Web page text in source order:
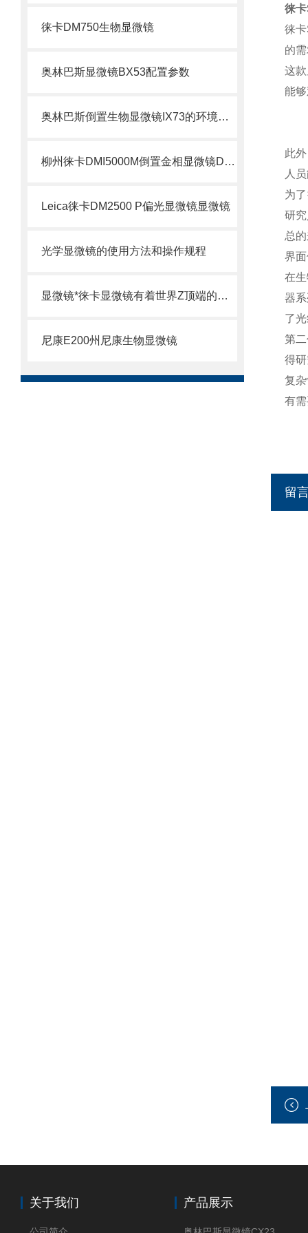
徕卡DM750生物显微镜
奥林巴斯显微镜BX53配置参数
奥林巴斯倒置生物显微镜IX73的环境控制与物镜维护技巧
柳州徕卡DMI5000M倒置金相显微镜DMI5000M显微镜
Leica徕卡DM2500 P偏光显微镜显微镜
光学显微镜的使用方法和操作规程
显微镜*徕卡显微镜有着世界Z顶端的技术
尼康E200州尼康生物显微镜
徕
徕卡
的
这
能
此
人
为
研
总
界
在
器
了
第
得
复
有
留
关于我们 产品展示